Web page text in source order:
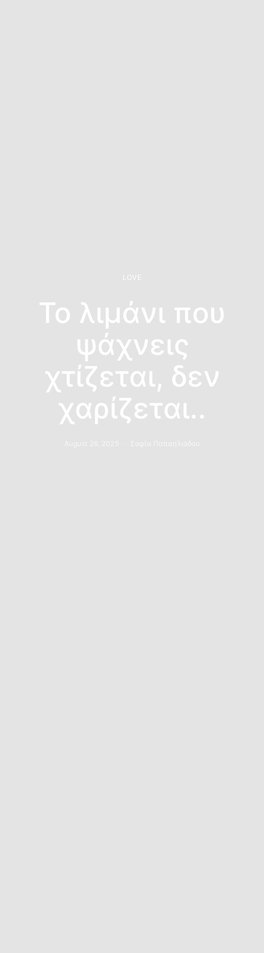
LOVE
Το λιμάνι που
ψάχνεις
χτίζεται, δεν
χαρίζεται..